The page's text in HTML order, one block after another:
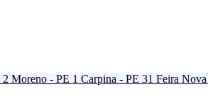
2 Moreno - PE 1 Carpina - PE 31 Feira